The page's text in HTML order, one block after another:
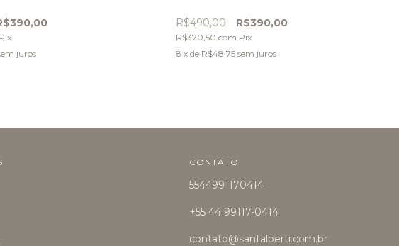
Pix
juros
R$490,00 R$390,00
R$370,50com Pix
8 x de R$48,75 sem juros
CONTATO
5544991170414
+55 44 99117-0414
contato@santalberti.com.br